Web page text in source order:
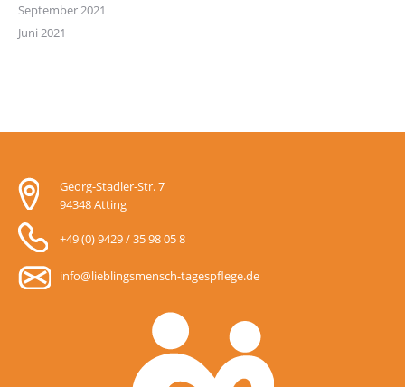
September 2021
Juni 2021
Georg-Stadler-Str. 7
94348 Atting
+49 (0) 9429 / 35 98 05 8
info@lieblingsmensch-tagespflege.de